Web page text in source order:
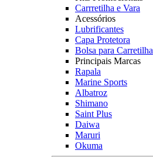
Carrretilha e Vara
Acessórios
Lubrificantes
Capa Protetora
Bolsa para Carretilha
Principais Marcas
Rapala
Marine Sports
Albatroz
Shimano
Saint Plus
Daiwa
Maruri
Okuma